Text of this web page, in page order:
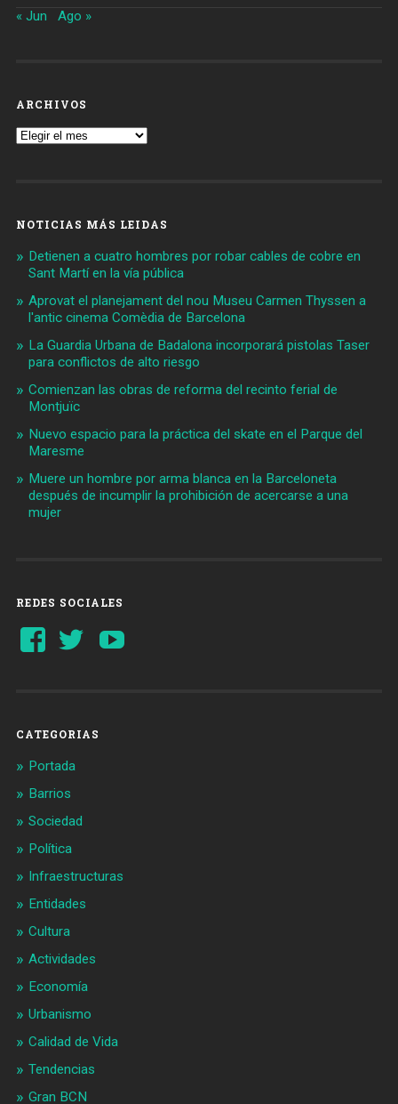
« Jun Ago »
ARCHIVOS
Archivos
NOTICIAS MÁS LEIDAS
Detienen a cuatro hombres por robar cables de cobre en
Sant Martí en la vía pública
Aprovat el planejament del nou Museu Carmen Thyssen a
l'antic cinema Comèdia de Barcelona
La Guardia Urbana de Badalona incorporará pistolas Taser
para conflictos de alto riesgo
Comienzan las obras de reforma del recinto ferial de
Montjuïc
Nuevo espacio para la práctica del skate en el Parque del
Maresme
Muere un hombre por arma blanca en la Barceloneta
después de incumplir la prohibición de acercarse a una
mujer
REDES SOCIALES
Ver
perfil
Ver
perfil
CATEGORIAS
Portada
Barrios
Sociedad
Política
Infraestructuras
Entidades
Cultura
Actividades
Economía
Urbanismo
Calidad de Vida
Tendencias
Gran BCN